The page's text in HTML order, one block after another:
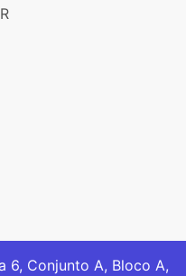
6, Conjunto A, Bloco A,